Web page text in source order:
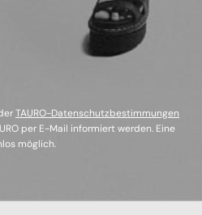
TAURO-Datenschutzbestimmungen
per E-Mail informiert werden. Eine
möglich.